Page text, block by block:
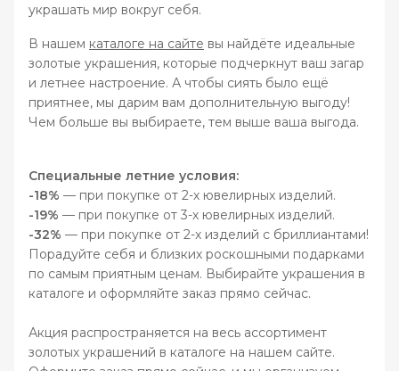
украшать мир вокруг себя.
В нашем каталоге на сайте вы найдёте идеальные
золотые украшения, которые подчеркнут ваш загар
и летнее настроение. А чтобы сиять было ещё
приятнее, мы дарим вам дополнительную выгоду!
Чем больше вы выбираете, тем выше ваша выгода.
Специальные летние условия:
-18% — при покупке от 2-х ювелирных изделий.
-19% — при покупке от 3-х ювелирных изделий.
-32% — при покупке от 2-х изделий с бриллиантами!
Порадуйте себя и близких роскошными подарками
по самым приятным ценам. Выбирайте украшения в
каталоге и оформляйте заказ прямо сейчас.
Акция распространяется на весь ассортимент
золотых украшений в каталоге на нашем сайте.